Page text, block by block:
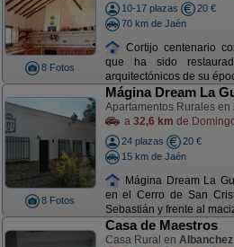
8 Fotos
10-17 plazas
20 €
70 km de Jaén
Cortijo centenario
que ha sido
arquitectónicos de su
8 Fotos
Mágina Dream La
Apartamentos Rurales en
a 32,6 km de
24 plazas
20 €
15 km de Jaén
Mágina Dream La
en el Cerro de San
Sebastián y frente al
Casa de Maestros
Casa Rural en